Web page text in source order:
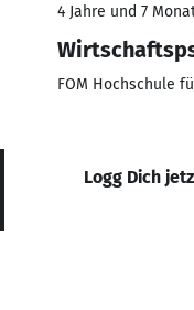
4 Jahre und 7
FOM Hochschule
Logg Dich